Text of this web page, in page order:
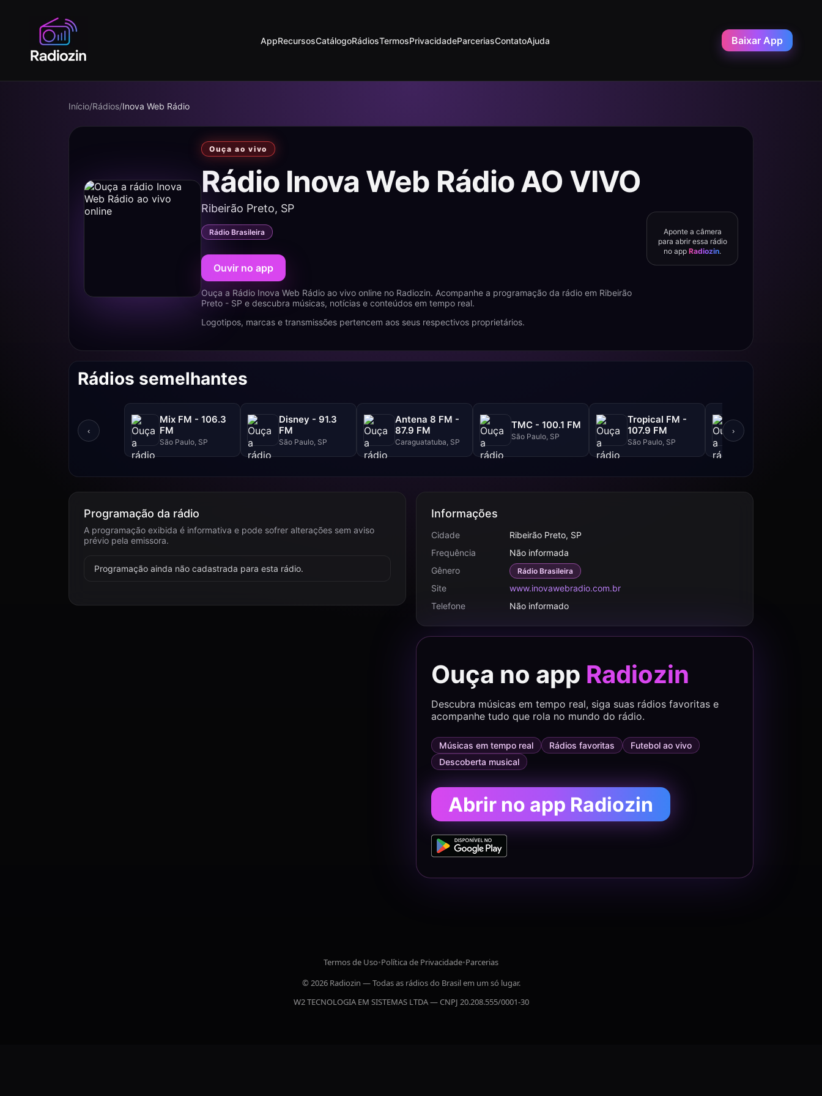
AppRecursosCatálogoRádiosTermosPrivacidadeParceriasContatoAjuda Baixar App
Início/Rádios/Inova Web Rádio
Ouça ao vivo
Rádio Inova Web Rádio AO VIVO
Ribeirão Preto, SP
Rádio Brasileira
Ouvir no app
Ouça a Rádio Inova Web Rádio ao vivo online no Radiozin. Acompanhe a programação da rádio em Ribeirão
Preto - SP e descubra músicas, notícias e conteúdos em tempo real.
Logotipos, marcas e transmissões pertencem aos seus respectivos proprietários.
Aponte a câmera
para abrir essa rádio
no appRadiozin.
Rádios semelhantes
‹
Mix FM - 106.3
FM
São Paulo, SP
Disney - 91.3
FM
São Paulo, SP
Antena 8 FM -
87.9 FM
Caraguatatuba, SP
TMC - 100.1 FM
São Paulo, SP
Tropical FM -
107.9 FM
São Paulo, SP
FM
São Paulo, SP
›
Programação da rádio
A programação exibida é informativa e pode sofrer alterações sem aviso
prévio pela emissora.
Programação ainda não cadastrada para esta rádio.
Informações
Cidade
Ribeirão Preto, SP
Frequência
Não informada
Gênero
Rádio Brasileira
Site
www.inovawebradio.com.br
Telefone
Não informado
Ouça no app Radiozin
Descubra músicas em tempo real, siga suas rádios favoritas e
acompanhe tudo que rola no mundo do rádio.
Músicas em tempo real Rádios favoritas
Futebol ao vivo
Descoberta musical
Abrir no app Radiozin
Termos de Uso•Política de Privacidade•Parcerias
© 2026 Radiozin — Todas as rádios do Brasil em um só lugar.
W2 TECNOLOGIA EM SISTEMAS LTDA — CNPJ 20.208.555/0001-30